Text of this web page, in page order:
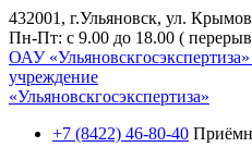
432001, г.Ульяновск, ул.
Пн-Пт: с 9.00 до 18.00 (
ОАУ «Ульяновскгосэкспертиза»
учреждение
«Ульяновскгосэкспертиза»
+7 (8422) 46-80-40